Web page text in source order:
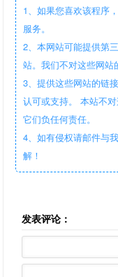
1、如果您喜欢该程序
服务。
2、本网站可能提供第
站。我们不对这些网站
3、提供这些网站的链
认可或支持。 本站不
它们负任何责任。
4、如有侵权请邮件与
解！
发表评论：